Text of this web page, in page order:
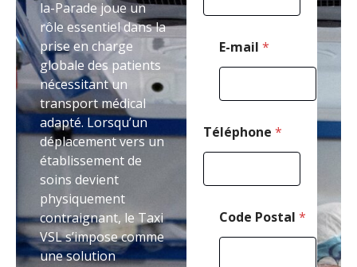
la-Parade joue un
rôle essentiel dans la
prise en charge
globale des patients
nécessitant un
transport médical
adapté. Lorsqu’un
déplacement vers un
établissement de
soins devient
physiquement
contraignant, le Taxi
VSL s’impose comme
une solution
i
l
E-mail *
Téléphone *
Code Postal *